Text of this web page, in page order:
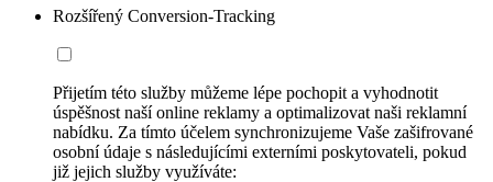
Rozšířený Conversion-Tracking
Přijetím této služby můžeme lépe pochopit a vyhodnotit
úspěšnost naší online reklamy a optimalizovat naši reklamní
nabídku. Za tímto účelem synchronizujeme Vaše zašifrované
osobní údaje s následujícími externími poskytovateli, pokud
již jejich služby využíváte: